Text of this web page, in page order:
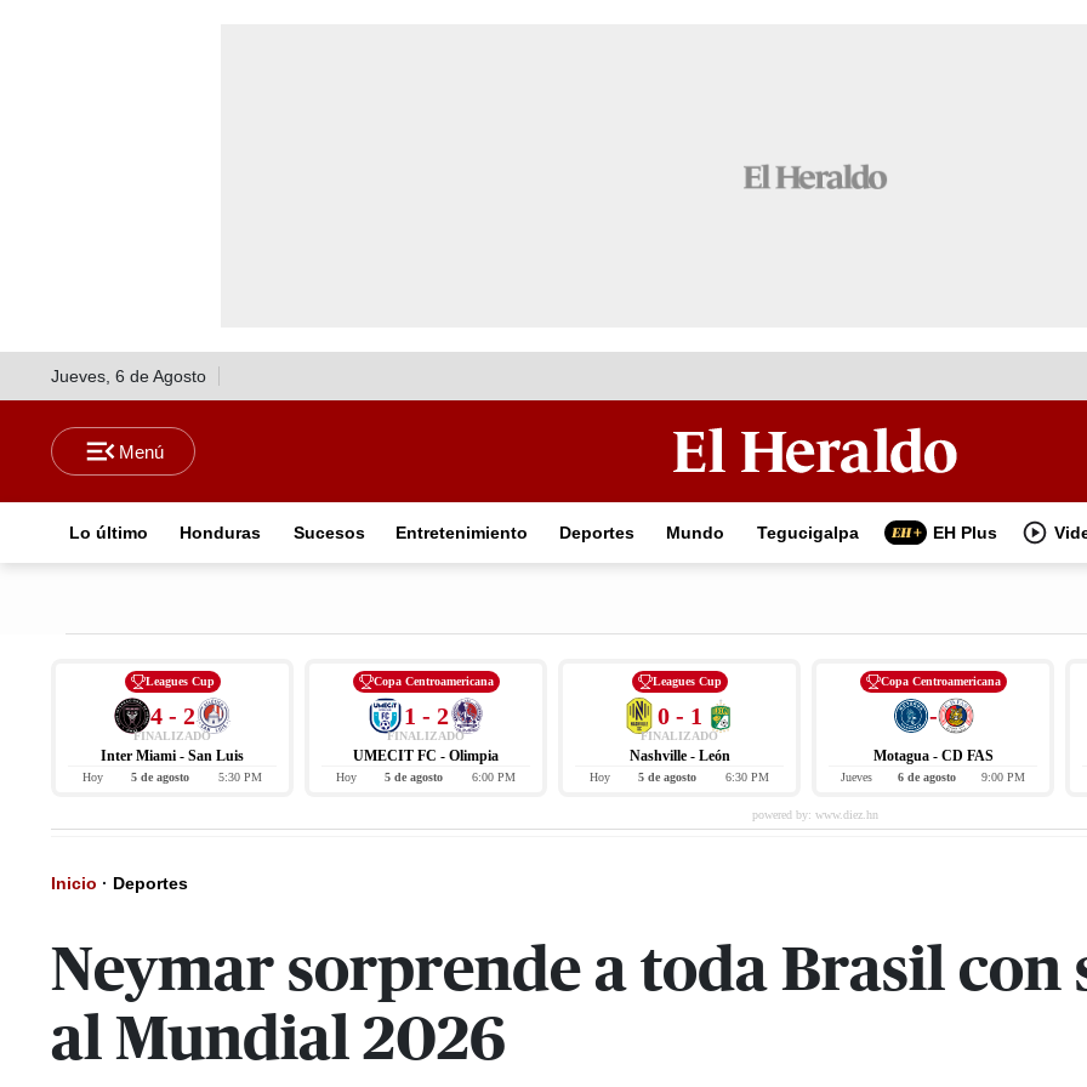
Jueves, 6 de Agosto
Lo último Honduras Sucesos Entretenimiento Deportes Mundo Tegucigalpa EH Plus
Leagues Cup
4 - 2
FINALIZADO
Inter Miami - San Luis
Hoy 5 de agosto 5:30 PM
Copa Centroamericana
1 - 2
FINALIZADO
UMECIT FC - Olimpia
Hoy 5 de agosto 6:00 PM
Leagues Cup
0 - 1
FINALIZADO
Nashville - León
Hoy 5 de agosto 6:30 PM
Copa Centroamericana
-
Motagua - CD FAS
Jueves 6 de agosto 9:00 PM
Inicio · Deportes
Neymar sorprende a toda Brasil con
al Mundial 2026